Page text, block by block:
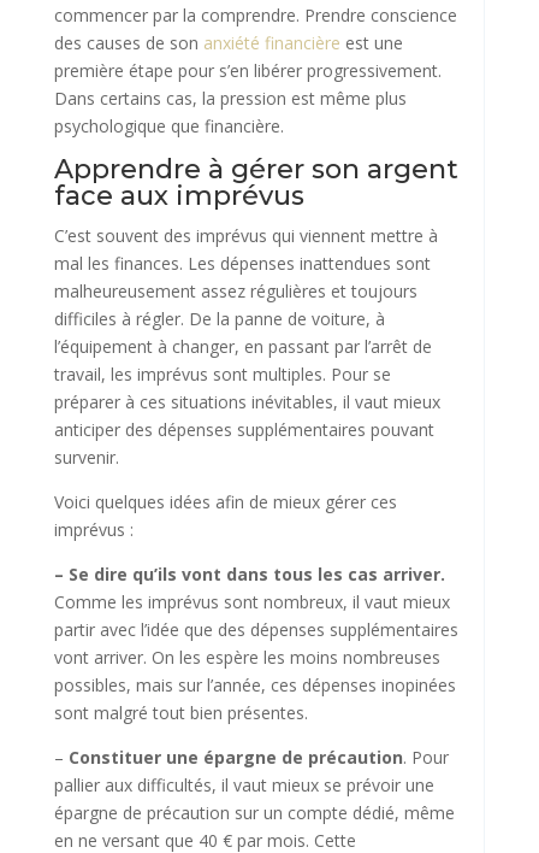
commencer par la comprendre. Prendre conscience
des causes de son anxiété financière est une
première étape pour s’en libérer progressivement.
Dans certains cas, la pression est même plus
psychologique que financière.
Apprendre à gérer son argent
face aux imprévus
C’est souvent des imprévus qui viennent mettre à
mal les finances. Les dépenses inattendues sont
malheureusement assez régulières et toujours
difficiles à régler. De la panne de voiture, à
l’équipement à changer, en passant par l’arrêt de
travail, les imprévus sont multiples. Pour se
préparer à ces situations inévitables, il vaut mieux
anticiper des dépenses supplémentaires pouvant
survenir.
Voici quelques idées afin de mieux gérer ces
imprévus :
– Se dire qu’ils vont dans tous les cas arriver.
Comme les imprévus sont nombreux, il vaut mieux
partir avec l’idée que des dépenses supplémentaires
vont arriver. On les espère les moins nombreuses
possibles, mais sur l’année, ces dépenses inopinées
sont malgré tout bien présentes.
– Constituer une épargne de précaution. Pour
pallier aux difficultés, il vaut mieux se prévoir une
épargne de précaution sur un compte dédié, même
en ne versant que 40 € par mois. Cette